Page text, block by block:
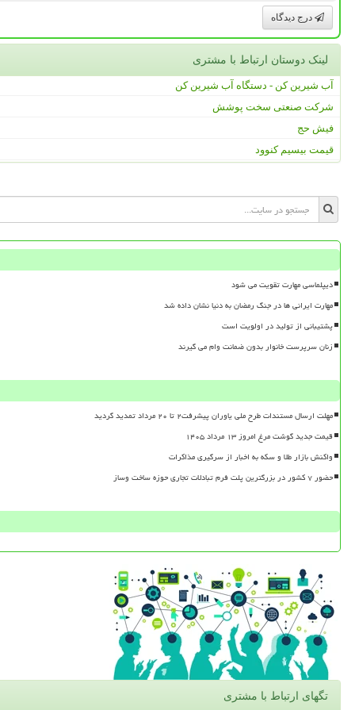
درج دیدگاه
لینک دوستان ارتباط با مشتری
آب شیرین کن - دستگاه آب شیرین کن
شرکت صنعتی سخت پوشش
فیش حج
قیمت بیسیم کنوود
دیپلماسی مهارت تقویت می شود
مهارت ایرانی ها در جنگ رمضان به دنیا نشان داده شد
پشتیبانی از تولید در اولویت است
زنان سرپرست خانوار بدون ضمانت وام می گیرند
مهلت ارسال مستندات طرح ملی یاوران پیشرفت۲ تا ۲۰ مرداد تمدید گردید
قیمت جدید گوشت مرغ امروز ۱۳ مرداد ۱۴۰۵
واکنش بازار طلا و سکه به اخبار از سرگیری مذاکرات
حضور ۷ کشور در بزرگترین پلت فرم تبادلات تجاری حوزه ساخت وساز
تگهای ارتباط با مشتری